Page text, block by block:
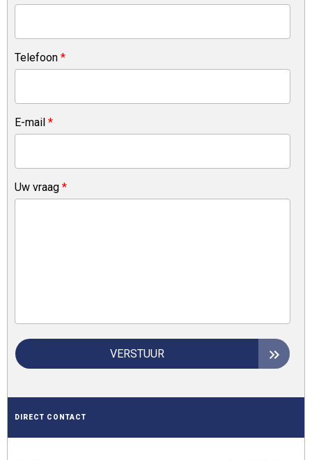
Telefoon *
E-mail *
Uw vraag *
VERSTUUR
DIRECT CONTACT